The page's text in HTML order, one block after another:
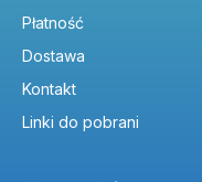
Płatność
Dostawa
Kontakt
Linki do pobrani